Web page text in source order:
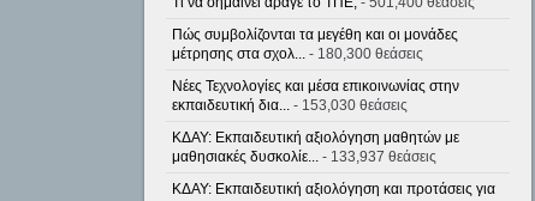
Πώς συμβολίζονται τα μεγέθη και οι μονάδες
μέτρησης στα σχολ...- 180,300 θεάσεις
Νέες Τεχνολογίες και μέσα επικοινωνίας στην
εκπαιδευτική δια...- 153,030 θεάσεις
ΚΔΑΥ: Εκπαιδευτική αξιολόγηση μαθητών με
μαθησιακές δυσκολίε...- 133,937 θεάσεις
ΚΔΑΥ: Εκπαιδευτική αξιολόγηση και προτάσεις για